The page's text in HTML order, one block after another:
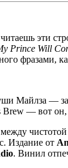
эти
Prince Will
фразами,
Майлза —
— вот
Издание от
. Винил